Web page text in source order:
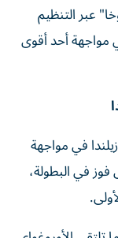
عبر التنظيم
مواجهة أحد أقوى
في مواجهة
في البطولة،